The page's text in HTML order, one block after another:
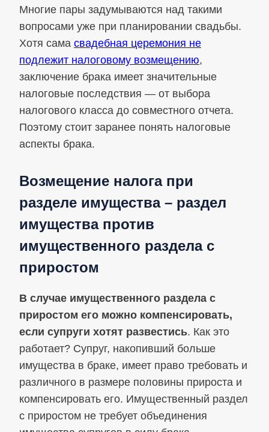
Многие пары задумываются над такими
вопросами уже при планировании свадьбы.
Хотя сама свадебная церемония не
подлежит налоговому возмещению,
заключение брака имеет значительные
налоговые последствия — от выбора
налогового класса до совместного отчета.
Поэтому стоит заранее понять налоговые
аспекты брака.
Возмещение налога при
разделе имущества – раздел
имущества против
имущественного раздела с
приростом
В случае имущественного раздела с
приростом его можно компенсировать,
если супруги хотят развестись. Как это
работает? Супруг, накопивший больше
имущества в браке, имеет право требовать и
различного в размере половины прироста и
компенсировать его. Имущественный раздел
с приростом не требует объединения